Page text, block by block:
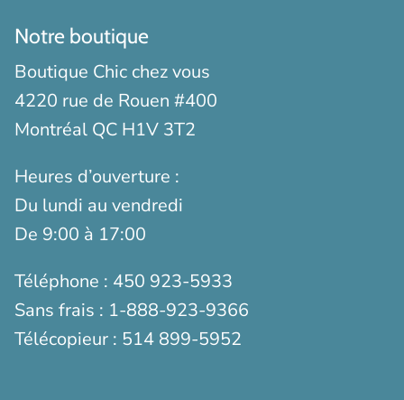
Notre boutique
Boutique Chic chez vous
4220 rue de Rouen #400
Montréal QC H1V 3T2
Heures d’ouverture :
Du lundi au vendredi
De 9:00 à 17:00
Téléphone : 450 923-5933
Sans frais : 1-888-923-9366
Télécopieur : 514 899-5952